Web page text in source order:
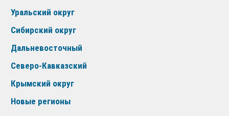
Уральский округ
Сибирский округ
Дальневосточный
Северо-Кавказский
Крымский округ
Новые регионы